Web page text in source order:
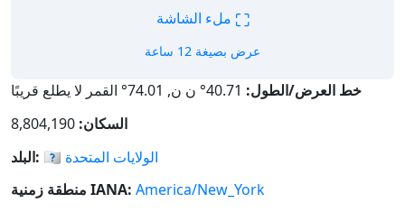
⛶
عرض بصيغة 12 ساعة
خط العرض/الطول:
السكان:
البلد: 🇺🇸 الولايات المتحدة
منطقة زمنية IANA: America/New_York